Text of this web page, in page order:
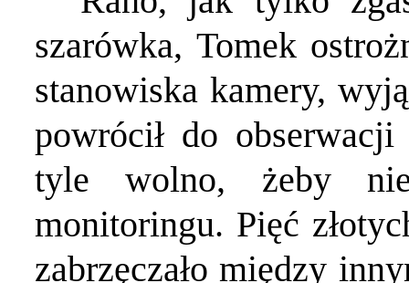
szarówka, Tomek
stanowiska kamery,
powrócił do
tyle wolno, żeby
monitoringu. Pięć
zabrzęczało między